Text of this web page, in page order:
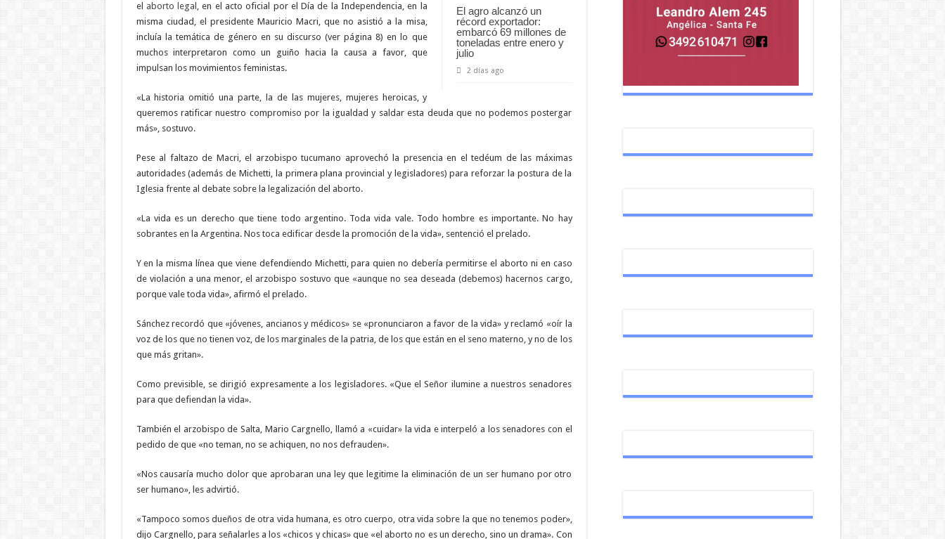
El agro alcanzó un
récord exportador:
embarcó 69 millones de
toneladas entre enero y
julio
2 días ago
el aborto legal , en el acto oficial por el Día de la Independencia, en la
misma ciudad, el presidente Mauricio Macri, que no asistió a la misa,
incluía la temática de género en su discurso (ver página 8) en lo que
muchos interpretaron como un guiño hacia la causa a favor, que
impulsan los movimientos feministas.
«La historia omitió una parte, la de las mujeres, mujeres heroicas, y
queremos ratificar nuestro compromiso por la igualdad y saldar esta deuda que no podemos postergar
más», sostuvo.
Pese al faltazo de Macri, el arzobispo tucumano aprovechó la presencia en el tedéum de las máximas
autoridades (además de Michetti, la primera plana provincial y legisladores) para reforzar la postura de la
Iglesia frente al debate sobre la legalización del aborto.
«La vida es un derecho que tiene todo argentino. Toda vida vale. Todo hombre es importante. No hay
sobrantes en la Argentina. Nos toca edificar desde la promoción de la vida», sentenció el prelado.
Y en la misma línea que viene defendiendo Michetti, para quien no debería permitirse el aborto ni en caso
de violación a una menor, el arzobispo sostuvo que «aunque no sea deseada (debemos) hacernos cargo,
porque vale toda vida», afirmó el prelado.
Sánchez recordó que «jóvenes, ancianos y médicos» se «pronunciaron a favor de la vida» y reclamó «oír la
voz de los que no tienen voz, de los marginales de la patria, de los que están en el seno materno, y no de los
que más gritan».
Como previsible, se dirigió expresamente a los legisladores. «Que el Señor ilumine a nuestros senadores
para que defiendan la vida».
También el arzobispo de Salta, Mario Cargnello, llamó a «cuidar» la vida e interpeló a los senadores con el
pedido de que «no teman, no se achiquen, no nos defrauden».
«Nos causaría mucho dolor que aprobaran una ley que legitime la eliminación de un ser humano por otro
ser humano», les advirtió.
«Tampoco somos dueños de otra vida humana, es otro cuerpo, otra vida sobre la que no tenemos poder»,
dijo Cargnello, para señalarles a los «chicos y chicas» que «el aborto no es un derecho, sino un drama». Con